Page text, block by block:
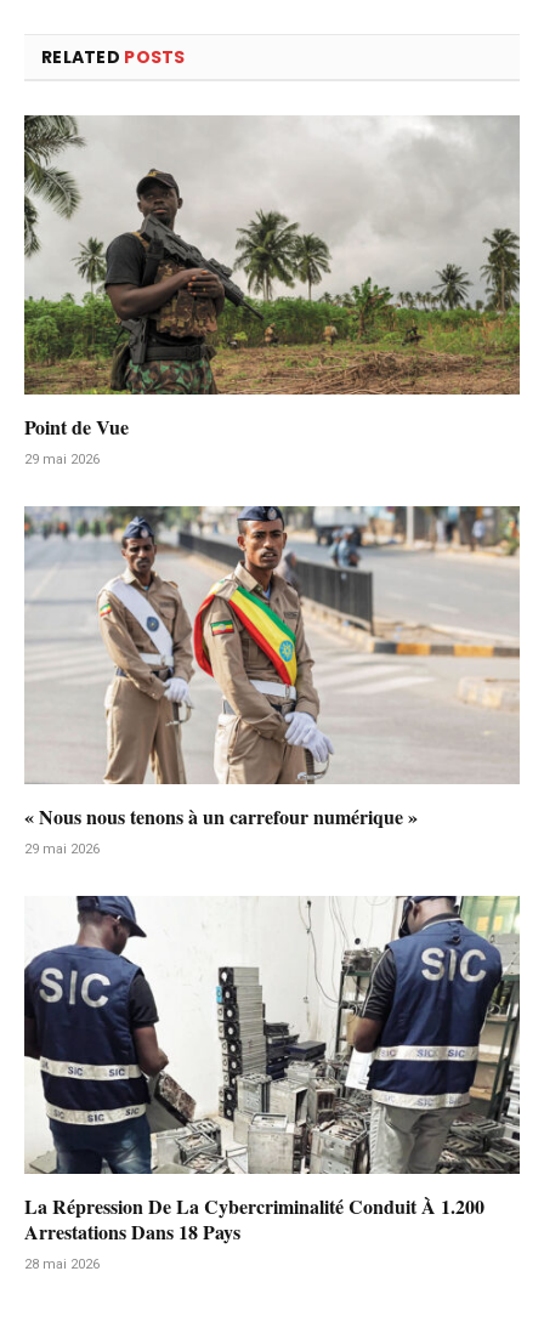
RELATED POSTS
Point de Vue
29 mai 2026
« Nous nous tenons à un carrefour numérique »
29 mai 2026
La Répression De La Cybercriminalité Conduit À 1.200
Arrestations Dans 18 Pays
28 mai 2026